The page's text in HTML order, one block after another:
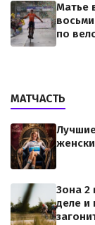
Матье
по
МАТЧАСТЬ
Зона 2
деле и